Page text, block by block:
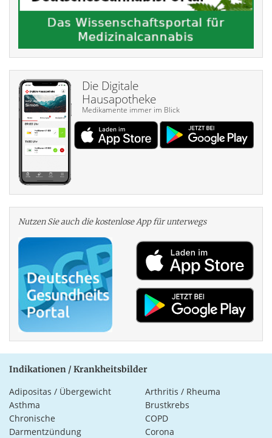
Die Digitale
Hausapotheke
Medikamente immer im Blick
Nutzen Sie auch die kosten­lose App für unterwegs
Indikationen / Krankheitsbilder
Adipositas / Übergewicht
Arthritis / Rheuma
Asthma
Brustkrebs
Chronische
Darmentzündung
COPD
Corona